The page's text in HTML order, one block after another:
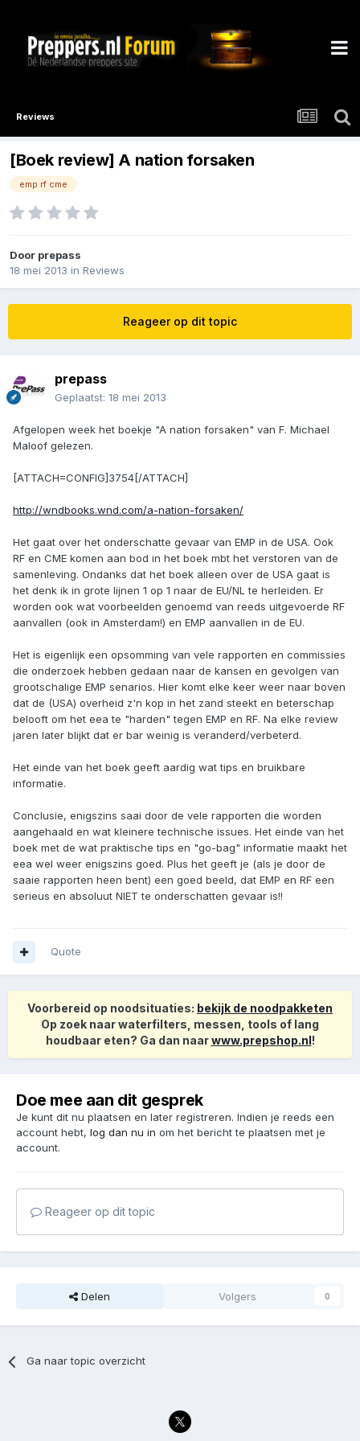
Reviews
[Boek review] A nation forsaken
emp rf cme
Door prepass
18 mei 2013 in Reviews
Reageer op dit topic
prepass
Geplaatst: 18 mei 2013
Afgelopen week het boekje "A nation forsaken" van F. Michael
Maloof gelezen.
[ATTACH=CONFIG]3754[/ATTACH]
http://wndbooks.wnd.com/a-nation-forsaken/
Het gaat over het onderschatte gevaar van EMP in de USA. Ook
RF en CME komen aan bod in het boek mbt het verstoren van de
samenleving. Ondanks dat het boek alleen over de USA gaat is
het denk ik in grote lijnen 1 op 1 naar de EU/NL te herleiden. Er
worden ook wat voorbeelden genoemd van reeds uitgevoerde RF
aanvallen (ook in Amsterdam!) en EMP aanvallen in de EU.
Het is eigenlijk een opsomming van vele rapporten en commissies
die onderzoek hebben gedaan naar de kansen en gevolgen van
grootschalige EMP senarios. Hier komt elke keer weer naar boven
dat de (USA) overheid z'n kop in het zand steekt en beterschap
belooft om het eea te "harden" tegen EMP en RF. Na elke review
jaren later blijkt dat er bar weinig is veranderd/verbeterd.
Het einde van het boek geeft aardig wat tips en bruikbare
informatie.
Conclusie, enigszins saai door de vele rapporten die worden
aangehaald en wat kleinere technische issues. Het einde van het
boek met de wat praktische tips en "go-bag" informatie maakt het
eea wel weer enigszins goed. Plus het geeft je (als je door de
saaie rapporten heen bent) een goed beeld, dat EMP en RF een
serieus en absoluut NIET te onderschatten gevaar is!!
Quote
Voorbereid op noodsituaties: bekijk de noodpakketen
Op zoek naar waterfilters, messen, tools of lang
houdbaar eten? Ga dan naarwww.prepshop.nl!
Doe mee aan dit gesprek
Je kunt dit nu plaatsen en later registreren. Indien je reeds een
account hebt, log dan nu in om het bericht te plaatsen met je
account.
Reageer op dit topic
Delen Volgers 0
Ga naar topic overzicht